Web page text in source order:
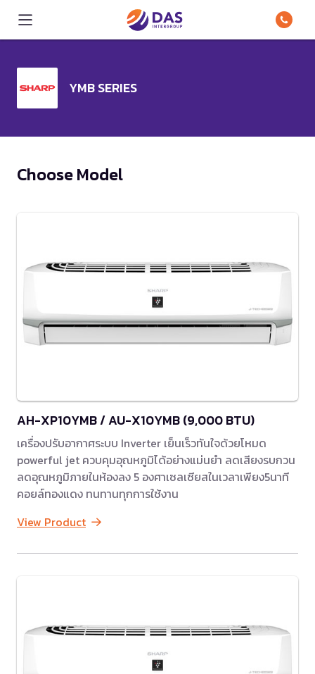
YMB SERIES
Choose Model
AH-XP10YMB / AU-X10YMB (9,000 BTU)
เครื่องปรับอากาศระบบ Inverter เย็นเร็วทันใจด้วยโหมด
powerful jet ควบคุมอุณหภูมิได้อย่างแม่นยำ ลดเสียงรบกวน
ลดอุณหภูมิภายในห้องลง 5 องศาเซลเซียสในเวลาเพียง5นาที
คอยล์ทองแดง ทนทานทุกการใช้งาน
View Product